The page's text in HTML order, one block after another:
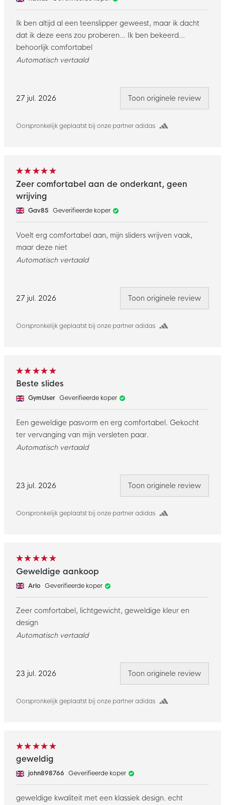
27 jul. 2026
Oorspronkelijk geplaatst bij onze partner adidas
Ik ben altijd al een teenslipper geweest, maar ik dacht
dat ik deze eens zou proberen... Ik ben bekeerd...
behoorlijk comfortabel
Automatisch vertaald
Toon originele review
27 jul. 2026
Oorspronkelijk geplaatst bij onze partner adidas
Zeer comfortabel aan de onderkant, geen
wrijving
Gav85 Geverifieerde koper
Voelt erg comfortabel aan, mijn sliders wrijven vaak,
maar deze niet
Automatisch vertaald
Toon originele review
23 jul. 2026
Oorspronkelijk geplaatst bij onze partner adidas
Beste slides
GymUser Geverifieerde koper
Een geweldige pasvorm en erg comfortabel. Gekocht
ter vervanging van mijn versleten paar.
Automatisch vertaald
Toon originele review
23 jul. 2026
Oorspronkelijk geplaatst bij onze partner adidas
Geweldige aankoop
Arlo Geverifieerde koper
Zeer comfortabel, lichtgewicht, geweldige kleur en
design
Automatisch vertaald
Toon originele review
geweldig
john898766 Geverifieerde koper
geweldige kwaliteit met een klassiek design. echt